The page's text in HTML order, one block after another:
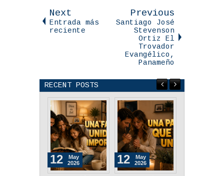
Next
Entrada más
reciente
Previous
Santiago José
Stevenson
Ortiz El
Trovador
Evangélico,
Panameño
RECENT POSTS
12
May
2026
12
May
2026